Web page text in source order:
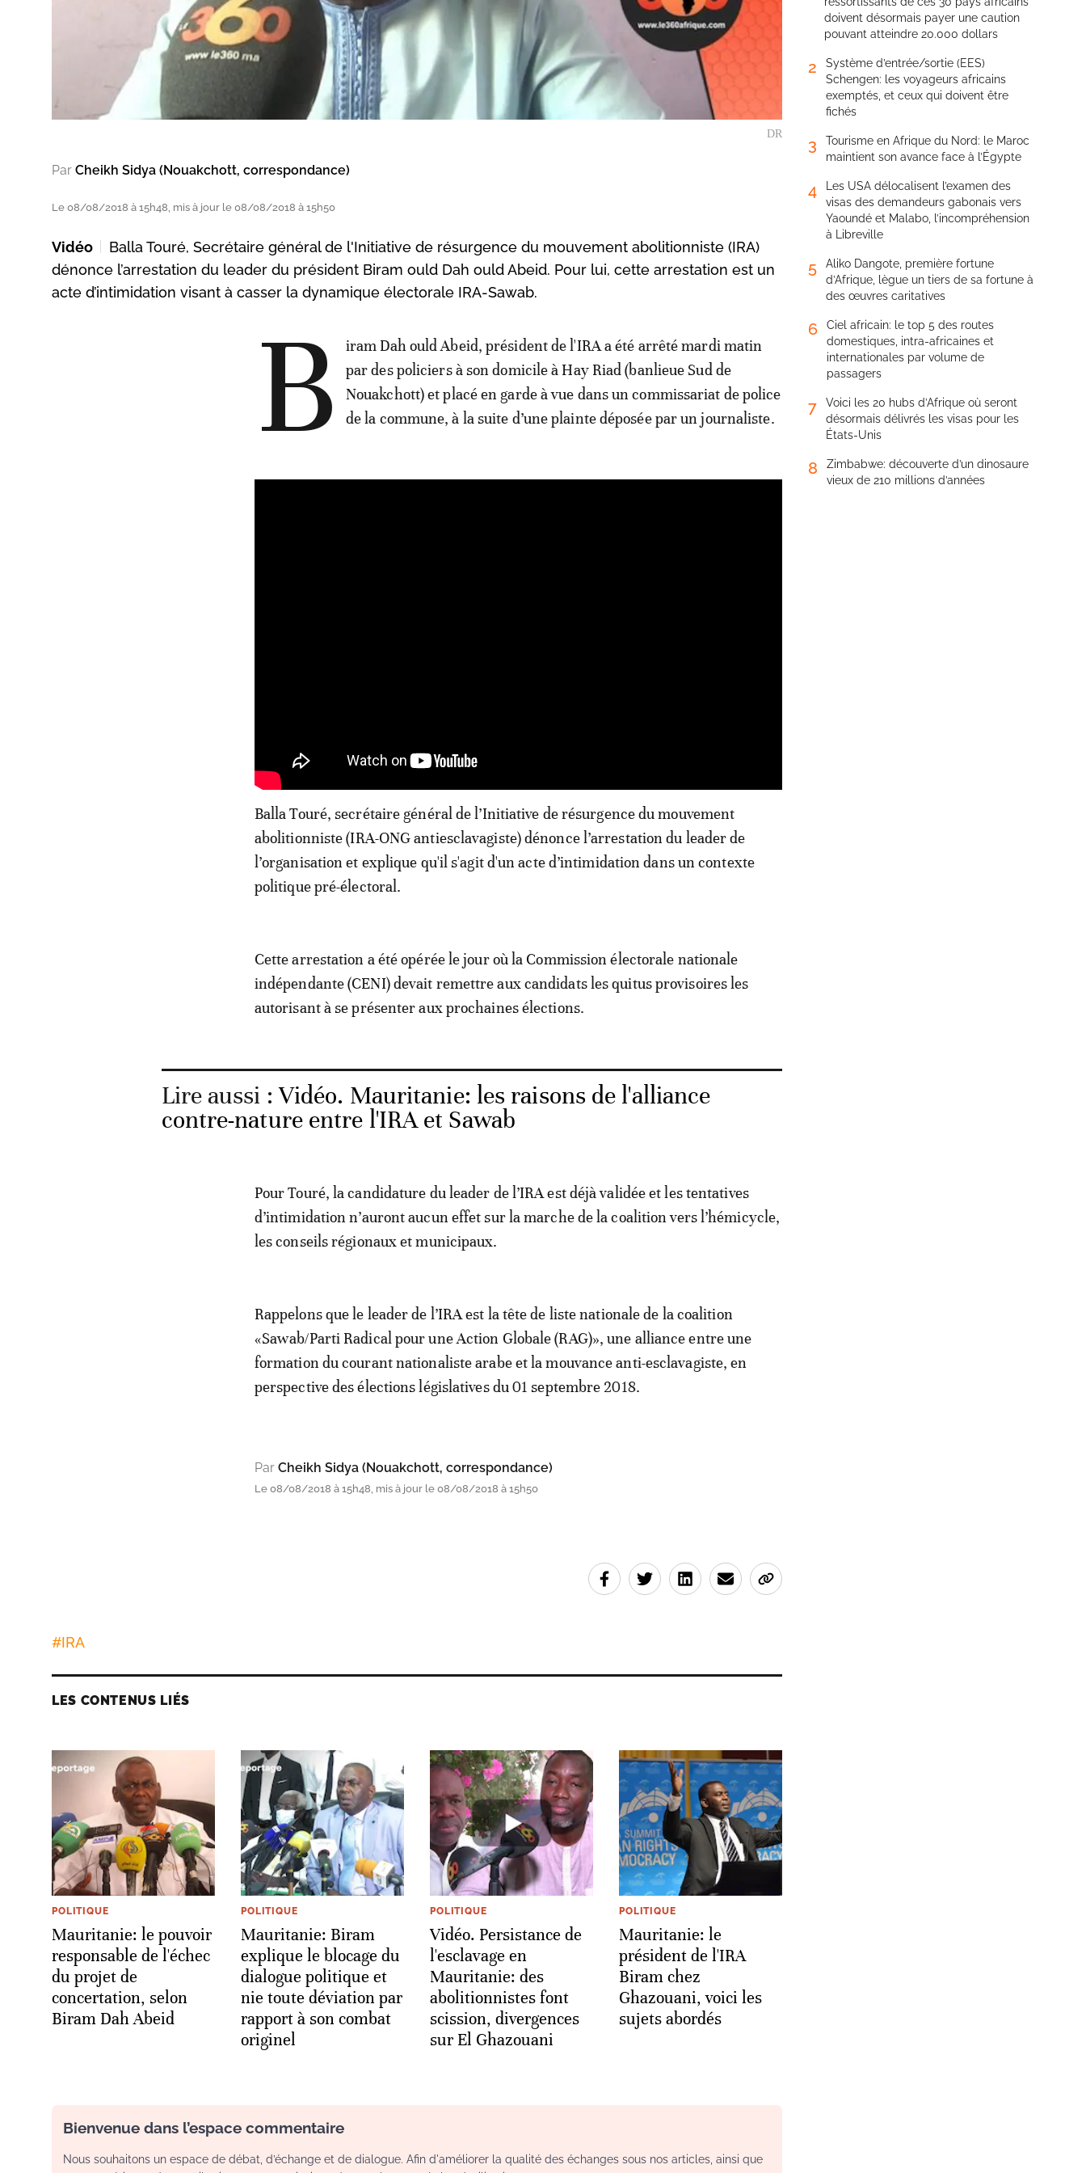
DR
Par Cheikh Sidya (Nouakchott, correspondance)
Le 08/08/2018 à 15h48, mis à jour le 08/08/2018 à 15h50
Vidéo
Balla Touré, Secrétaire général de l'Initiative de résurgence du mouvement abolitionniste (IRA)
dénonce l’arrestation du leader du président Biram ould Dah ould Abeid. Pour lui, cette arrestation est un
acte d’intimidation visant à casser la dynamique électorale IRA-Sawab.
B
iram Dah ould Abeid, président de l'IRA a été arrêté mardi matin
par des policiers à son domicile à Hay Riad (banlieue Sud de
Nouakchott) et placé en garde à vue dans un commissariat de police
de la commune, à la suite d’une plainte déposée par un journaliste.
Balla Touré, secrétaire général de l’Initiative de résurgence du mouvement
abolitionniste (IRA-ONG antiesclavagiste) dénonce l’arrestation du leader de
l’organisation et explique qu'il s'agit d'un acte d’intimidation dans un contexte
politique pré-électoral.
Cette arrestation a été opérée le jour où la Commission électorale nationale
indépendante (CENI) devait remettre aux candidats les quitus provisoires les
autorisant à se présenter aux prochaines élections.
Lire aussi :Vidéo. Mauritanie: les raisons de l'alliance
contre-nature entre l'IRA et Sawab
Pour Touré, la candidature du leader de l’IRA est déjà validée et les tentatives
d’intimidation n’auront aucun effet sur la marche de la coalition vers l’hémicycle,
les conseils régionaux et municipaux.
Rappelons que le leader de l’IRA est la tête de liste nationale de la coalition
«Sawab/Parti Radical pour une Action Globale (RAG)», une alliance entre une
formation du courant nationaliste arabe et la mouvance anti-esclavagiste, en
perspective des élections législatives du 01 septembre 2018.
Par Cheikh Sidya (Nouakchott, correspondance)
Le 08/08/2018 à 15h48, mis à jour le 08/08/2018 à 15h50
#IRA
LES CONTENUS LIÉS
POLITIQUE
Mauritanie: le pouvoir
responsable de l'échec
du projet de
concertation, selon
Biram Dah Abeid
POLITIQUE
Mauritanie: Biram
explique le blocage du
dialogue politique et
nie toute déviation par
rapport à son combat
originel
POLITIQUE
Vidéo. Persistance de
l'esclavage en
Mauritanie: des
abolitionnistes font
scission, divergences
sur El Ghazouani
POLITIQUE
Mauritanie: le
président de l'IRA
Biram chez
Ghazouani, voici les
sujets abordés
Bienvenue dans l’espace commentaire
Nous souhaitons un espace de débat, d’échange et de dialogue. Afin d'améliorer la qualité des échanges sous nos articles, ainsi que
doivent désormais payer une caution
pouvant atteindre 20.000 dollars
2
Système d’entrée/sortie (EES)
Schengen: les voyageurs africains
exemptés, et ceux qui doivent être
fichés
3
Tourisme en Afrique du Nord: le Maroc
maintient son avance face à l’Égypte
4
Les USA délocalisent l’examen des
visas des demandeurs gabonais vers
Yaoundé et Malabo, l’incompréhension
à Libreville
5
Aliko Dangote, première fortune
d’Afrique, lègue un tiers de sa fortune à
des œuvres caritatives
6
Ciel africain: le top 5 des routes
domestiques, intra-africaines et
internationales par volume de
passagers
7
Voici les 20 hubs d’Afrique où seront
désormais délivrés les visas pour les
États-Unis
8
Zimbabwe: découverte d’un dinosaure
vieux de 210 millions d’années